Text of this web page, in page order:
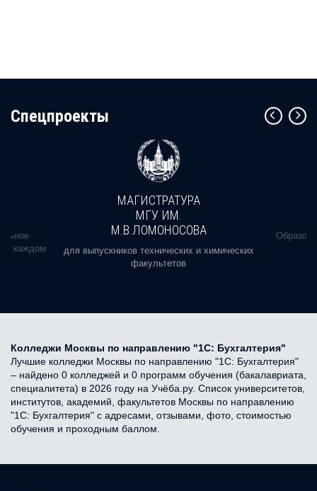
Cпецпроекты
в каждом
МАГИСТРАТУРА
МГУ ИМ.
М.В.ЛОМОНОСОВА
для выпускников технических и химических
факультетов
Колледжи Москвы по направлению "1С: Бухгалтерия"
Лучшие колледжи Москвы по направлению "1С: Бухгалтерия"
– найдено 0 колледжей и 0 программ обучения (бакалавриата,
специалитета) в 2026 году на Учёба.ру. Список университетов,
институтов, академий, факультетов Москвы по направлению
"1С: Бухгалтерия" с адресами, отзывами, фото, стоимостью
обучения и проходным баллом.